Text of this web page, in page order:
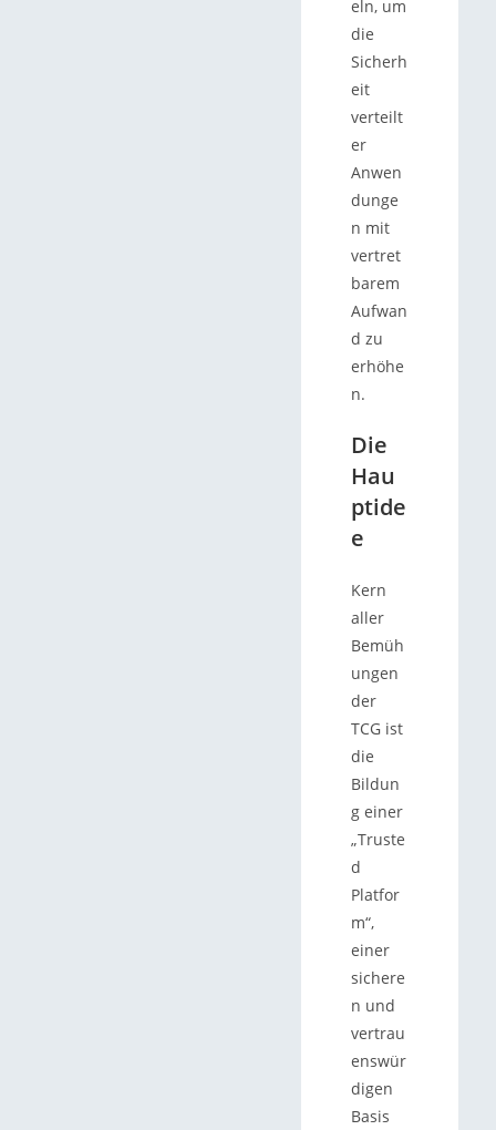
eln, um
die
Sicherh
eit
verteilt
er
Anwen
dunge
n mit
vertret
barem
Aufwan
d zu
erhöhe
n.
Die
Hau
ptide
e
Kern
aller
Bemüh
ungen
der
TCG ist
die
Bildun
g einer
„Truste
d
Platfor
m“,
einer
sichere
n und
vertrau
enswür
digen
Basis